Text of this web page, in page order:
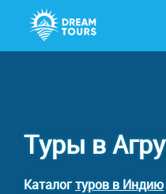
Туры в Агру
Каталогтуров в Индию